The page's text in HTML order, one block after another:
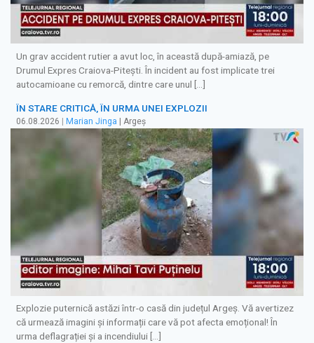
Un grav accident rutier a avut loc, în această după-amiază, pe
Drumul Expres Craiova-Pitești. În incident au fost implicate trei
autocamioane cu remorcă, dintre care unul […]
ÎN STARE CRITICĂ, ÎN URMA UNEI EXPLOZII
06.08.2026 Marian Jinga | Argeș
Explozie puternică astăzi într-o casă din județul Argeș. Vă avertizez
că urmează imagini și informații care vă pot afecta emoțional! În
urma deflagrației și a incendiului […]